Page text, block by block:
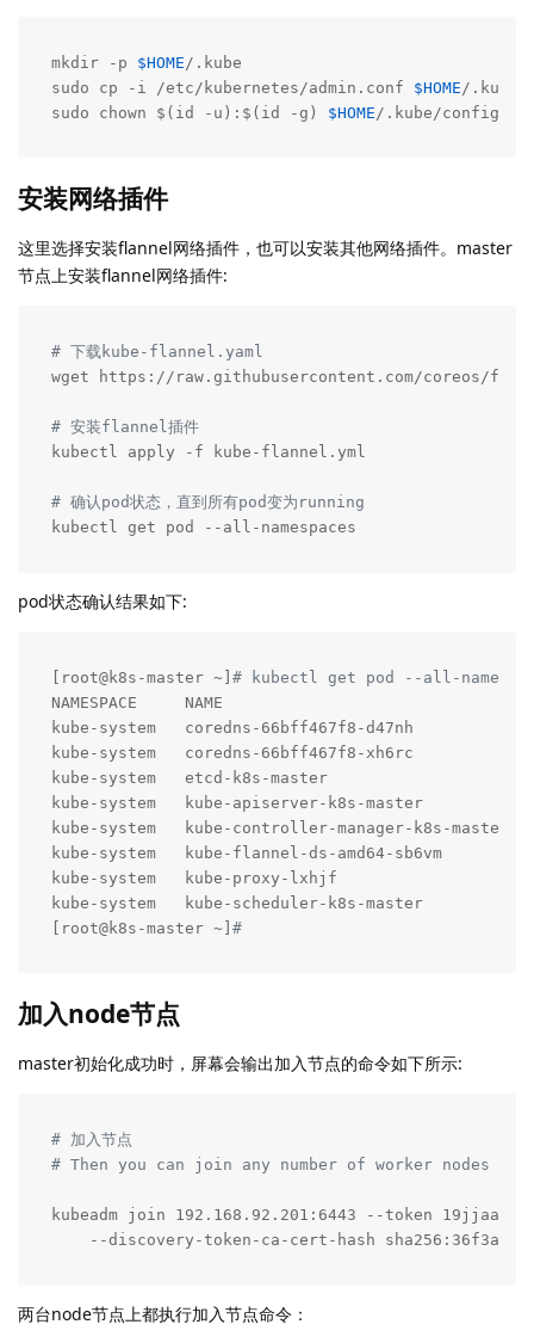
mkdir -p $HOME /.kube
sudo cp -i /etc/kubernetes/admin.conf $HOME /.kube/
sudo chown $(id -u):$(id -g) $HOME /.kube/config
安装网络插件
这里选择安装flannel网络插件，也可以安装其他网络插件。master
节点上安装flannel网络插件:
# 下载kube-flannel.yaml
wget https://raw.githubusercontent.com/coreos/
# 安装flannel插件
kubectl apply -f kube-flannel.yml
# 确认pod状态，直到所有pod变为running
kubectl get pod --all-namespaces
pod状态确认结果如下:
[root@k8s-master ~] # kubectl get pod --all-
NAMESPACE     NAME
kube-system   coredns-66bff467f8-d47nh
kube-system   coredns-66bff467f8-xh6rc
kube-system   etcd-k8s-master
kube-system   kube-apiserver-k8s-master
kube-system   kube-controller-manager-k8s-
kube-system   kube-flannel-ds-amd64-sb6vm
kube-system   kube-proxy-lxhjf
kube-system   kube-scheduler-k8s-master
[root@k8s-master ~] #
加入node节点
master初始化成功时，屏幕会输出加入节点的命令如下所示:
# 加入节点
# Then you can join any number of worker nodes
kubeadm join 192.168.92.201:6443 --token
--discovery-token-ca-cert-hash
两台node节点上都执行加入节点命令：